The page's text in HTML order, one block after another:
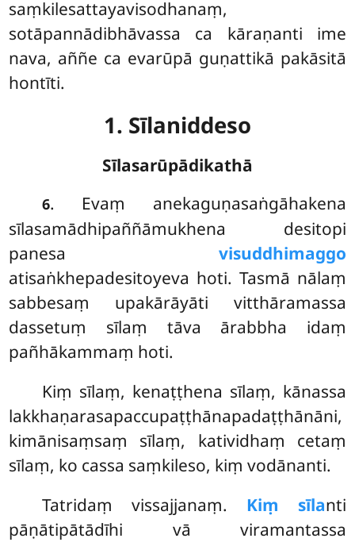
saṃkilesattayavisodhanaṃ,
sotāpannādibhāvassa ca kāraṇanti ime
nava, aññe ca evarūpā guṇattikā pakāsitā
hontīti.
1. Sīlaniddeso
Sīlasarūpādikathā
6. Evaṃ anekaguṇasaṅgāhakena
sīlasamādhipaññāmukhena desitopi
panesa visuddhimaggo
atisaṅkhepadesitoyeva hoti. Tasmā nālaṃ
sabbesaṃ upakārāyāti vitthāramassa
dassetuṃ sīlaṃ tāva ārabbha idaṃ
pañhākammaṃ hoti.
Kiṃ sīlaṃ, kenaṭṭhena sīlaṃ, kānassa
lakkhaṇarasapaccupaṭṭhānapadaṭṭhānāni,
kimānisaṃsaṃ sīlaṃ, katividhaṃ cetaṃ
sīlaṃ, ko cassa saṃkileso, kiṃ vodānanti.
Tatridaṃ vissajjanaṃ. Kiṃ sīlanti
pāṇātipātādīhi vā viramantassa